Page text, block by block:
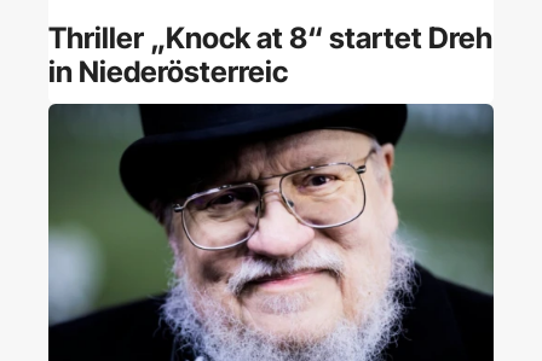
Thriller „Knock at 8“ startet Dreh
in Niederösterreic